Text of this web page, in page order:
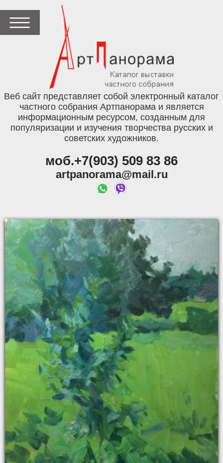
Веб сайт представляет собой электронный каталог
частного собрания Артпанорама и является
информационным ресурсом, созданным для
популяризации и изучения творчества русских и
советских художников.
моб.+7(903) 509 83 86
artpanorama@mail.ru